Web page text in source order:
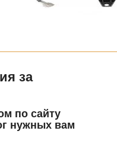
за
по сайту
нужных вам